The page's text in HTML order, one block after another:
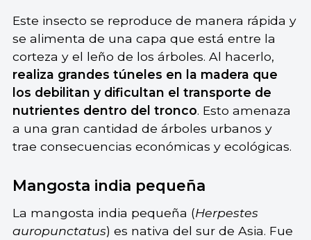
Este insecto se reproduce de manera rápida y
se alimenta de una capa que está entre la
corteza y el leño de los árboles. Al hacerlo,
realiza grandes túneles en la madera que
los debilitan y dificultan el transporte de
nutrientes dentro del tronco. Esto amenaza
a una gran cantidad de árboles urbanos y
trae consecuencias económicas y ecológicas.
Mangosta india pequeña
La mangosta india pequeña (Herpestes
auropunctatus) es nativa del sur de Asia. Fue